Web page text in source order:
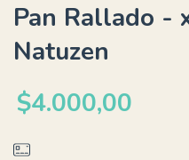
Pan Rallado -
Natuzen
$4.000,00